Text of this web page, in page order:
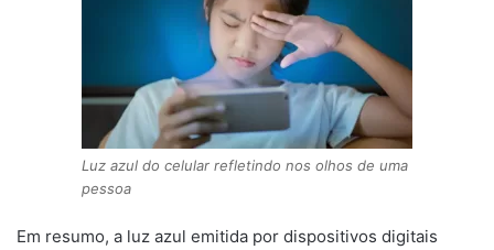
Luz azul do celular refletindo nos olhos de uma
pessoa
Em resumo, a luz azul emitida por dispositivos digitais